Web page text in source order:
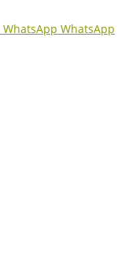
WhatsApp WhatsApp